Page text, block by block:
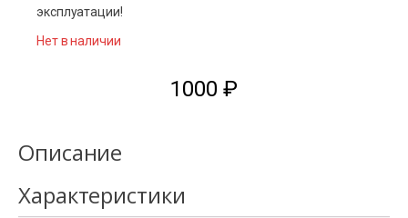
эксплуатации!
Нет в наличии
1000 ₽
Описание
Характеристики